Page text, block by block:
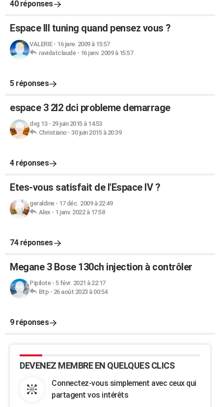
40 réponses
Espace III tuning quand pensez vous ?
VALERIE- 16 janv. 2009 à 15:57
ravidatclaude- 16 janv. 2009 à 15:57
5 réponses
espace 3 2l2 dci probleme demarrage
dvg 13- 29 juin 2015 à 14:53
Christiano- 30 juin 2015 à 20:39
4 réponses
Etes-vous satisfait de l'Espace IV ?
geraldine- 17 déc. 2009 à 22:49
Alex - 1 janv. 2022 à 17:58
74 réponses
Megane 3 Bose 130ch injection à contrôler
Pipilote- 5 févr. 2021 à 22:17
Btp - 26 août 2023 à 00:54
9 réponses
DEVENEZ MEMBRE EN QUELQUES CLICS
Connectez-vous simplement avec ceux qui
partagent vos intérêts